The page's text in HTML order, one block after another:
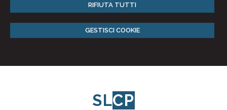
RIFIUTA TUTTI
GESTISCI COOKIE
SLCP